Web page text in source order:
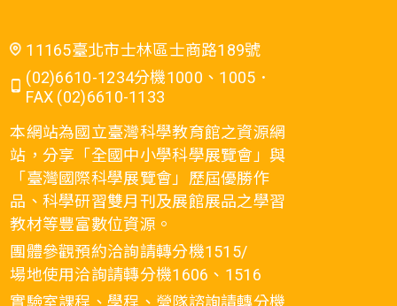
11165臺北市士林區士商路189號
(02)6610-1234分機1000、1005．
FAX (02)6610-1133
本網站為國立臺灣科學教育館之資源網
站，分享「全國中小學科學展覽會」與
「臺灣國際科學展覽會」歷屆優勝作
品、科學研習雙月刊及展館展品之學習
教材等豐富數位資源。
團體參觀預約洽詢請轉分機1515/
場地使用洽詢請轉分機1606、1516